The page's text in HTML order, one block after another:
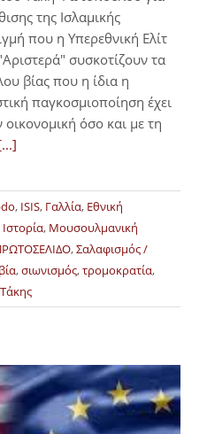
της Ισλαμικής
που η Υπερεθνική Ελίτ
συσκοτίζουν τα
βίας που η ίδια η
παγκοσμιοποίηση έχει
όσο και με τη
, ISIS, Γαλλία, Εθνική
Ιστορία, Μουσουλμανική
,Σαλαφισμός /
,σιωνισμός,τρομοκρατία,